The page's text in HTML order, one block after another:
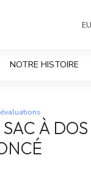
NOTRE HISTOIRE
À